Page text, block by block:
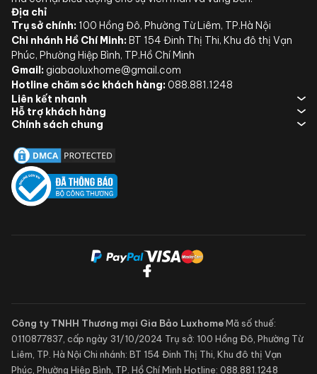
Địa chỉ
Trụ sở chính: 100 Hồng Đô, Phường Từ Liêm, TP.Hà Nội
Chi nhánh Hồ Chí Minh: BT 154 Đinh Thị Thi, Khu đô thị Vạn
Phúc, Phường Hiệp Bình, TP.Hồ Chí Minh
Gmail: giabaoluxhome@gmail.com
Hotline chăm sóc khách hàng: 088.881.1248
Liên kết nhanh
Hỗ trợ khách hàng
Chính sách chung
Công ty TNHH Thương mại Gia Bảo LuxhomeMã số thuế:
0110877837, cấp ngày 31/10/2024 Trụ sở: 100 Hồng Đô, Phường Từ
Liêm, TP. Hà Nội Chi nhánh: BT 154 Đinh Thị Thi, Khu đô thị Vạn
Phúc, Phường Hiệp Bình, TP. Hồ Chí Minh Hotline: 088.881.1248